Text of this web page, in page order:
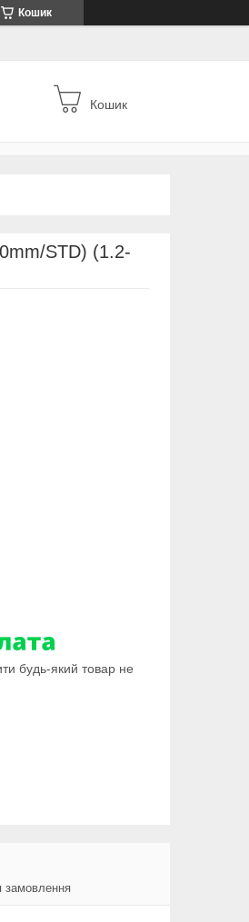
Кошик
Кошик
STD) (1.2-
будь-який товар не
замовлення